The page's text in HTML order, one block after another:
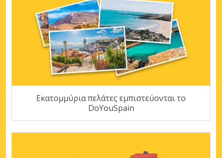
Εκατομμύρια πελάτες εμπιστεύονται το
DoYouSpain